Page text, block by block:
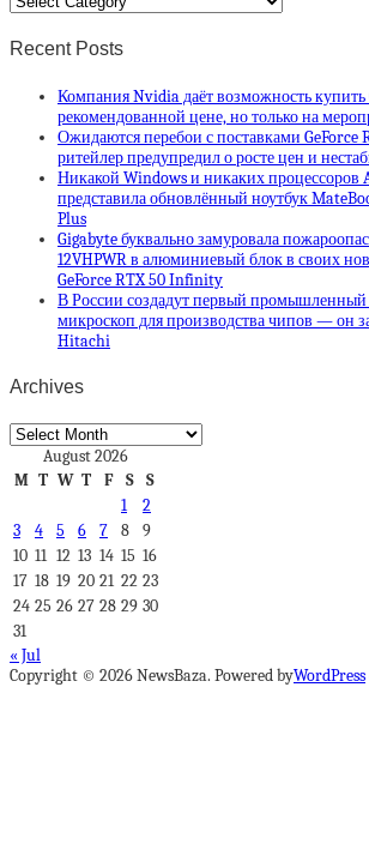
Recent Posts
Компания Nvidia даёт возможность купить
рекомендованной цене, но только на
Ожидаются перебои с поставками GeForce
ритейлер предупредил о росте цен и
Никакой Windows и никаких
представила обновлённый ноутбук
Plus
Gigabyte буквально замуровала
12VHPWR в алюминиевый блок в своих
GeForce RTX 50 Infinity
В России создадут первый промышленный
микроскоп для производства чипов — он
Hitachi
Archives
Archives
August 2026
M T W T F S
S
1
2
3
4 5 6 7 8
9
10 11 12 13 14 15 16
17 18 19 20 21 22 23
24 25 26 27 28 29 30
31
« Jul
Copyright © 2026 NewsBaza. Powered byWordPress